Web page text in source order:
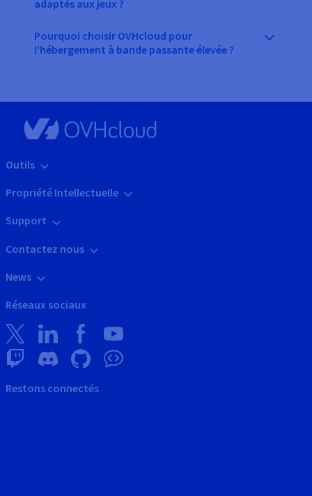
adaptés aux jeux ?
Pourquoi choisir OVHcloud pour
l’hébergement à bande passante élevée ?
Outils
Propriété Intellectuelle
Support
Contactez nous
News
Réseaux sociaux
Restons connectés